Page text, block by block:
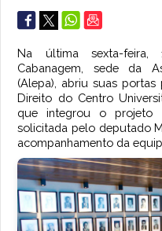
Na última sexta-
Cabanagem, sede da
(Alepa), abriu suas
Direito do Centro
que integrou o projeto
solicitada pelo deputado
acompanhamento da